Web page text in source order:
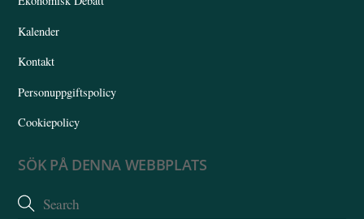
Kalender
Kontakt
Personuppgiftspolicy
Cookiepolicy
SÖK PÅ DENNA WEBBPLATS